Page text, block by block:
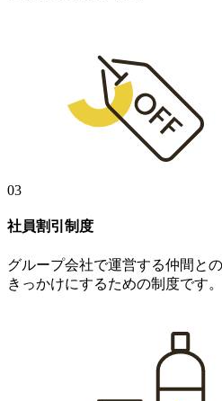
03
社員割引制度
グループ会社で運営する仲間と
きっかけにするための制度です。